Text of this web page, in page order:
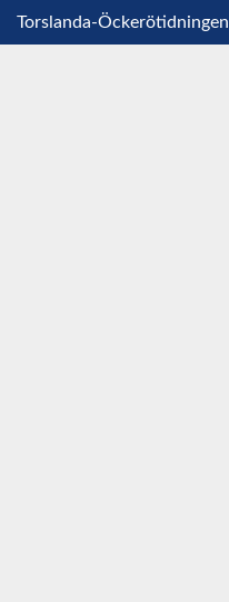
Torslanda-Öckerötidningen